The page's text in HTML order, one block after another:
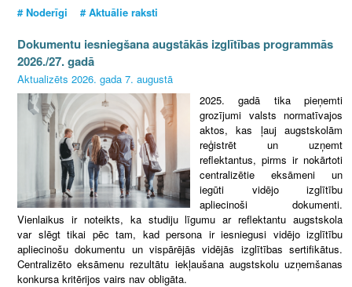
# Noderīgi # Aktuālie raksti
Dokumentu iesniegšana augstākās izglītības programmās
2026./27. gadā
Aktualizēts 2026. gada 7. augustā
2025. gadā tika pieņemti
grozījumi valsts normatīvajos
aktos, kas ļauj augstskolām
reģistrēt un uzņemt
reflektantus, pirms ir nokārtoti
centralizētie eksāmeni un
iegūti vidējo izglītību
apliecinoši dokumenti.
Vienlaikus ir noteikts, ka studiju līgumu ar reflektantu augstskola
var slēgt tikai pēc tam, kad persona ir iesniegusi vidējo izglītību
apliecinošu dokumentu un vispārējās vidējās izglītības sertifikātus.
Centralizēto eksāmenu rezultātu iekļaušana augstskolu uzņemšanas
konkursa kritērijos vairs nav obligāta.